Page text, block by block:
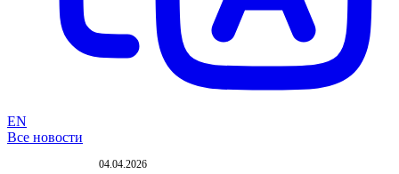
EN
Все новости
04.04.2026